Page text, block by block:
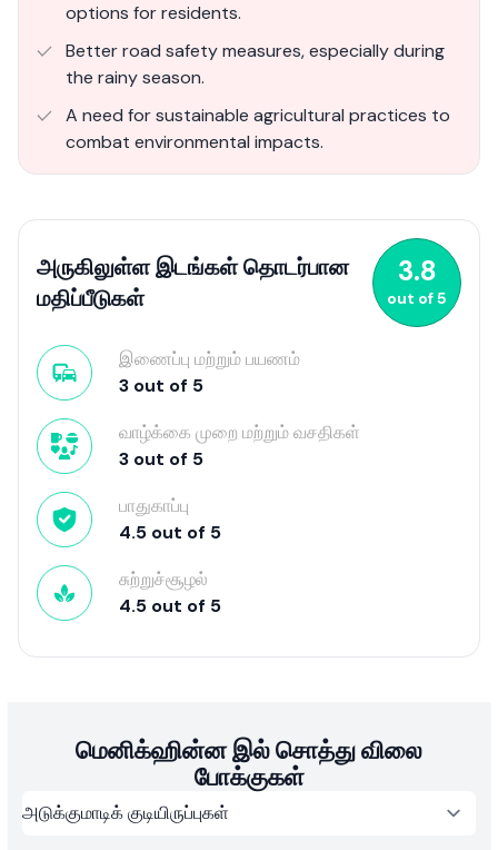
options for residents.
Better road safety measures, especially during
the rainy season.
A need for sustainable agricultural practices to
combat environmental impacts.
அருகிலுள்ள இடங்கள் தொடர்பான
மதிப்பீடுகள்
3.8
out of5
இணைப்பு மற்றும் பயணம்
3 out of 5
வாழ்க்கை முறை மற்றும் வசதிகள்
3 out of 5
பாதுகாப்பு
4.5 out of 5
சுற்றுச்சூழல்
4.5 out of 5
மெனிக்ஹின்ன இல் சொத்து விலை
போக்குகள்